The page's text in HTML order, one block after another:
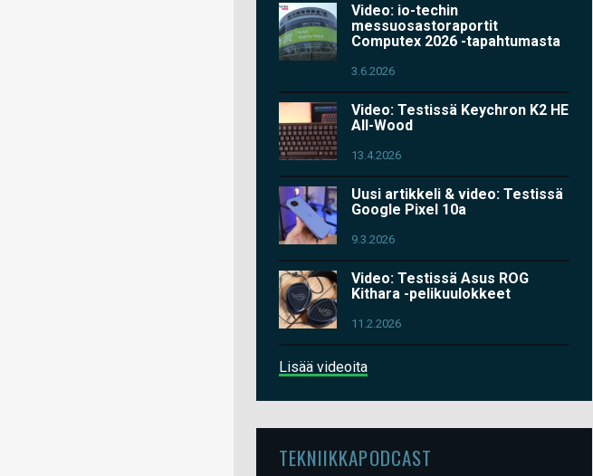
Video: io-techin
messuosastoraportit
Computex 2026 -tapahtumasta
3.6.2026
Video: Testissä Keychron K2 HE
All-Wood
13.4.2026
Uusi artikkeli & video: Testissä
Google Pixel 10a
9.3.2026
Video: Testissä Asus ROG
Kithara -pelikuulokkeet
11.2.2026
Lisää videoita
TEKNIIKKAPODCAST